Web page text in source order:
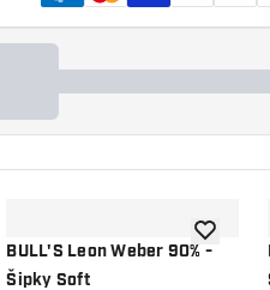
přání
BULL'S Leon Weber 90% -
Šipky Soft
Přidat do